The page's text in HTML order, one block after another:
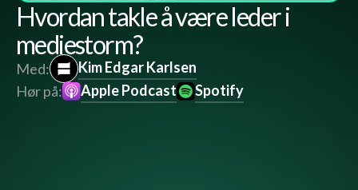
Hvordan takle å være leder i
mediestorm?
Med:
Kim Edgar Karlsen
Hør på:
Apple Podcast Spotify